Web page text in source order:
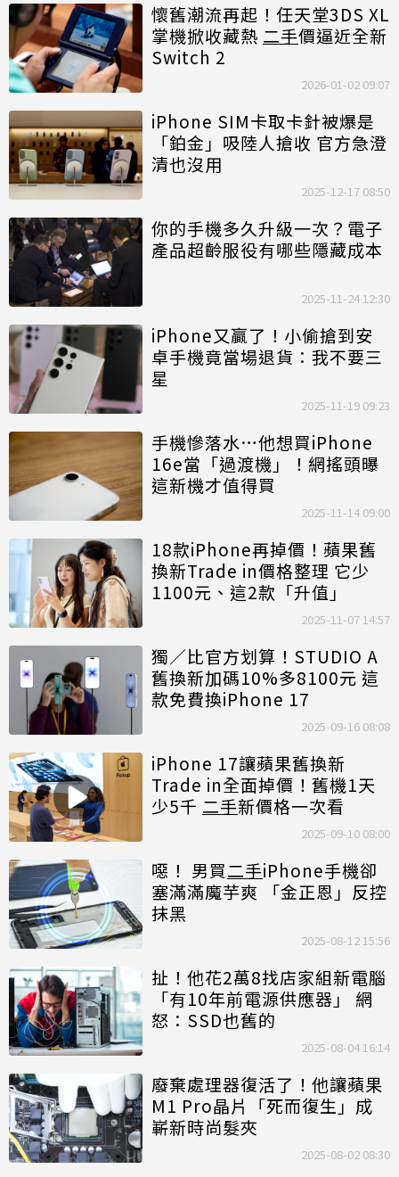
懷舊潮流再起！任天堂3DS XL
掌機掀收藏熱 二手價逼近全新
Switch 2
2026-01-02 09:07
iPhone SIM卡取卡針被爆是
「鉑金」吸陸人搶收 官方急澄
清也沒用
2025-12-17 08:50
你的手機多久升級一次？電子
產品超齡服役有哪些隱藏成本
2025-11-24 12:30
iPhone又贏了！小偷搶到安
卓手機竟當場退貨：我不要三
星
2025-11-19 09:23
手機慘落水…他想買iPhone
16e當「過渡機」！網搖頭曝
這新機才值得買
2025-11-14 09:00
18款iPhone再掉價！蘋果舊
換新Trade in價格整理 它少
1100元、這2款「升值」
2025-11-07 14:57
獨／比官方划算！STUDIO A
舊換新加碼10%多8100元 這
款免費換iPhone 17
2025-09-16 08:08
iPhone 17讓蘋果舊換新
Trade in全面掉價！舊機1天
少5千 二手新價格一次看
2025-09-10 08:00
噁！ 男買二手iPhone手機卻
塞滿滿魔芋爽 「金正恩」反控
抹黑
2025-08-12 15:56
扯！他花2萬8找店家組新電腦
「有10年前電源供應器」 網
怒：SSD也舊的
2025-08-04 16:14
廢棄處理器復活了！他讓蘋果
M1 Pro晶片「死而復生」成
嶄新時尚髮夾
2025-08-02 08:30